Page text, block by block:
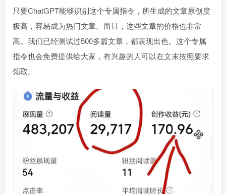
只要ChatGPT能够识别这个专属指令，所生成的文章原创度
极高，容易成为热门文章。而且，这些文章的价格也非常
高。我们已经测试过500多篇文章，都表现出色。这个专属
指令也会免费提供给大家，有兴趣的人可以在文末按照要求
领取。